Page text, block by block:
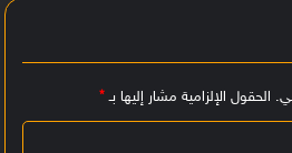
الحقول الإلزامية مشار إليها بـ*